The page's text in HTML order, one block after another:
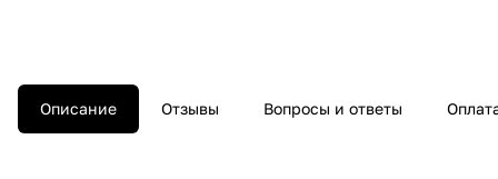
Описание Отзывы Вопросы и ответы